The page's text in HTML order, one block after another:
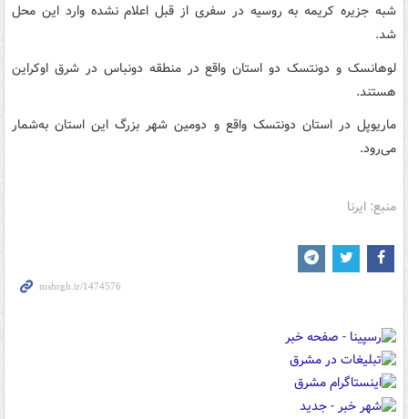
شبه جزیره کریمه به روسیه در سفری از قبل اعلام نشده وارد این محل
شد.
لوهانسک و دونتسک دو استان واقع در منطقه دونباس در شرق اوکراین
هستند.
ماریوپل در استان دونتسک واقع و دومین شهر بزرگ این استان به‌شمار
می‌رود.
منبع: ایرنا